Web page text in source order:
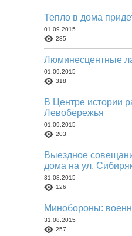
Тепло в дома
01.09.2015
285
Люминесцентные
01.09.2015
318
В Центре истории
Левобережья
01.09.2015
203
Выездное
дома на ул.
31.08.2015
126
Минобороны:
31.08.2015
257